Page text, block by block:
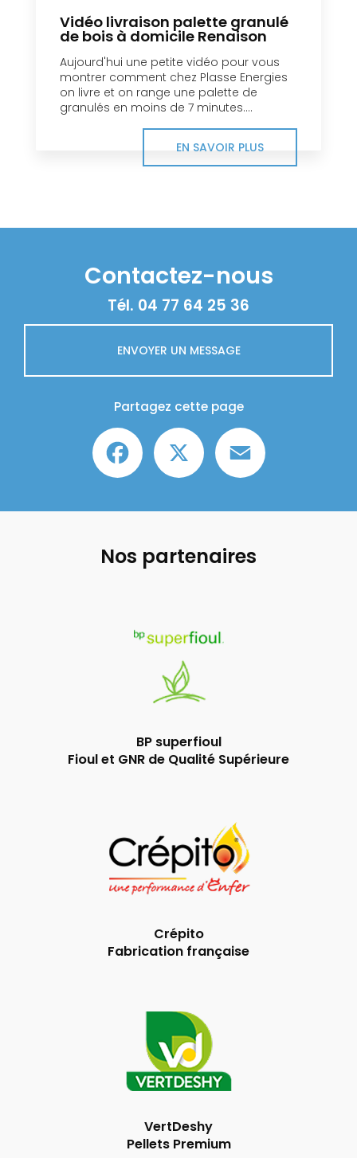
Vidéo livraison palette granulé
de bois à domicile Renaison
Aujourd'hui une petite vidéo pour vous
montrer comment chez Plasse Energies
on livre et on range une palette de
granulés en moins de 7 minutes....
EN SAVOIR PLUS
Contactez-nous
Tél. 04 77 64 25 36
ENVOYER UN MESSAGE
Partagez cette page
Facebook
Nos partenaires
BP superfioul
Fioul et GNR de Qualité Supérieure
Crépito
Fabrication française
VertDeshy
Pellets Premium